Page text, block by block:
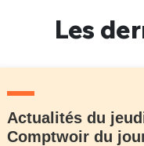
Les
Actualités du
Comptwoir du